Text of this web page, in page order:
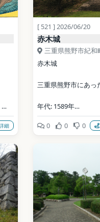
地点データ:
細
[ 521 ] 2026/06/20
赤木城
三重県熊野市紀和
赤木城
三重県熊野市にあっ
年代: 1589年
写真: helohelon / CC
3.0（Wikimedia
0 0 0